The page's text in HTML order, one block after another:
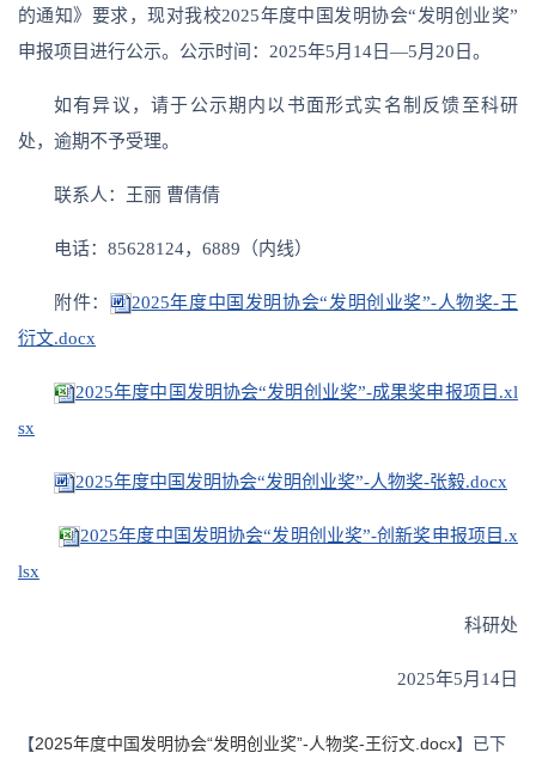
的通知》要求，现对我校2025年度中国发明协会“发明创业奖”
申报项目进行公示。公示时间：2025年5月14日—5月20日。
如有异议，请于公示期内以书面形式实名制反馈至科研
处，逾期不予受理。
联系人：王丽 曹倩倩
电话：85628124，6889（内线）
附件：
2025年度中国发明协会“发明创业奖”-人物奖-王
衍文.docx
2025年度中国发明协会“发明创业奖”-成果奖申报项目.xl
sx
2025年度中国发明协会“发明创业奖”-人物奖-张毅.docx
2025年度中国发明协会“发明创业奖”-创新奖申报项目.x
lsx
科研处
2025年5月14日
【2025年度中国发明协会“发明创业奖”-人物奖-王衍文.docx】已下